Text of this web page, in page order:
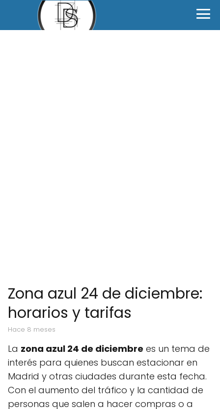
Zona azul 24 de diciembre:
horarios y tarifas
hace 8 meses
La zona azul 24 de diciembre es un tema de
interés para quienes buscan estacionar en
Madrid y otras ciudades durante esta fecha.
Con el aumento del tráfico y la cantidad de
personas que salen a hacer compras o a